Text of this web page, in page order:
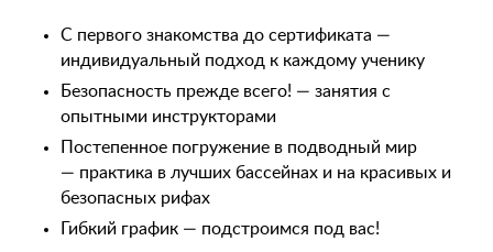
С первого знакомства до сертификата —
индивидуальный подход к каждому ученику
Безопасность прежде всего! — занятия с
опытными инструкторами
Постепенное погружение в подводный мир
— практика в лучших бассейнах и на красивых и
безопасных рифах
Гибкий график — подстроимся под вас!